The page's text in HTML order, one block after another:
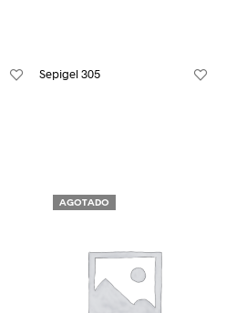
Sepigel 305
AGOTADO